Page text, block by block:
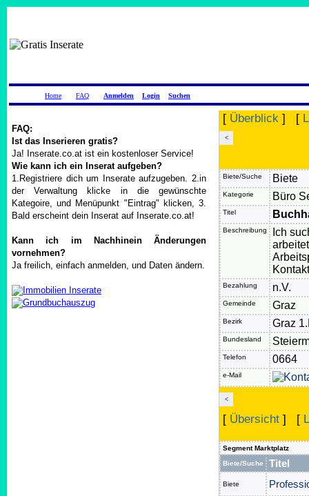
Home FAQ Anmelden Login Suchen
FAQ:
Ist das Inserieren gratis?
Ja! Inserate.co.at ist ein kostenloser Service!
Wie kann ich ein Inserat aufgeben?
1.Registriere dich um Inserate aufzugeben. 2.in
der Verwaltung klicke in die gewünschte
Kategoire, und Menüpunkt "Eintrag" klicken, 3.
Bald erscheint dein Inserat auf Inserate.co.at!
Kann ich im Nachhinein Änderungen
vornehmen?
Ja freilich, einfach anmelden, und Daten ändern.
[ Überblick ] [
<
Biete/Suche Biete
Kategorie Büro
Titel
Beschreibung
Ich
Bezahlung n.V.
Gemeinde Graz
Bezirk Graz
Bundesland
Telefon 0664
e-Mail
<
[ Übersicht ] [
Segment Marktplatz
Biete/Suche
Titel
Biete